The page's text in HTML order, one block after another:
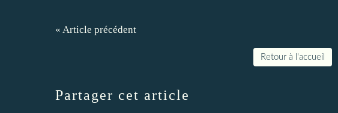
« Article précédent
Retour à l'accueil
Partager cet article